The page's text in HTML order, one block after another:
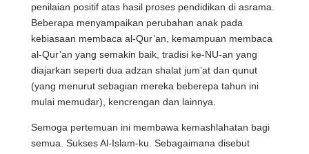
penilaian positif atas hasil proses pendidikan di asrama.
Beberapa menyampaikan perubahan anak pada
kebiasaan membaca al-Qur’an, kemampuan membaca
al-Qur’an yang semakin baik, tradisi ke-NU-an yang
diajarkan seperti dua adzan shalat jum’at dan qunut
(yang menurut sebagian mereka beberepa tahun ini
mulai memudar), kencrengan dan lainnya.
Semoga pertemuan ini membawa kemashlahatan bagi
semua. Sukses Al-Islam-ku. Sebagaimana disebut